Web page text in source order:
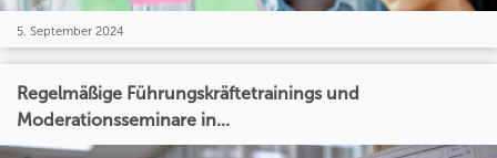
5. September 2024
Regelmäßige Führungskräftetrainings und
Moderationsseminare in...